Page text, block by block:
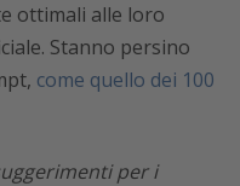
ottimali alle loro
Stanno persino
come quello dei 100
per i